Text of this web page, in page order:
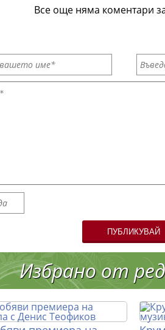
Все още няма коментари за
ПУБЛИКУВАЙ
Избрано от